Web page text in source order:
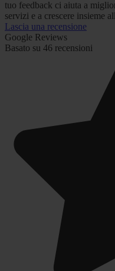
tuo feedback ci aiuta a
servizi e a crescere insieme
Lascia una recensione
Google Reviews
Basato su 46 recensioni